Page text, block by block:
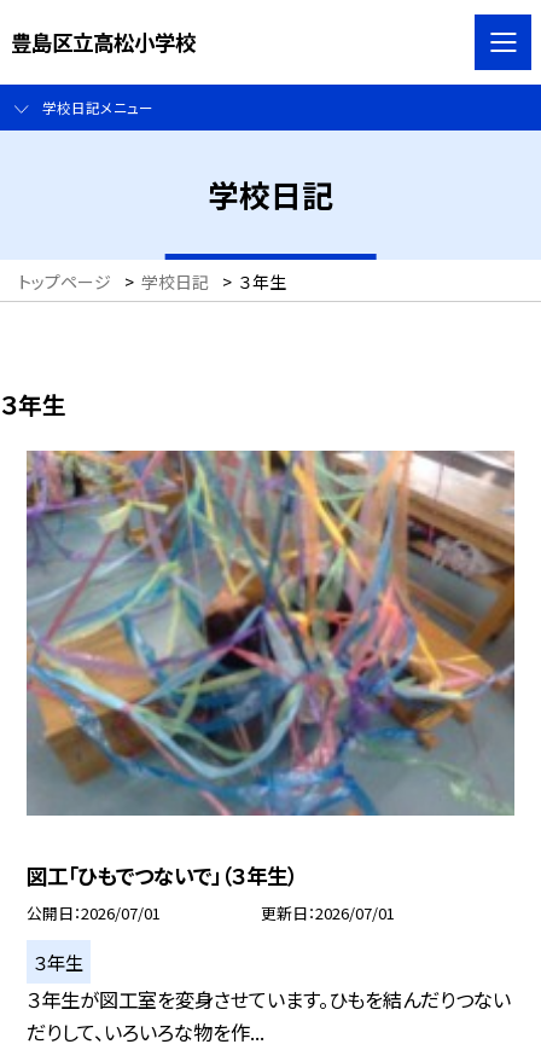
豊島区立高松小学校
学校日記メニュー
学校日記
トップページ > 学校日記 > ３年生
３年生
図工「ひもでつないで」（３年生）
公開日 2026/07/01 更新日 2026/07/01
３年生
３年生が図工室を変身させています。ひもを結んだりつない
だりして、いろいろな物を作...